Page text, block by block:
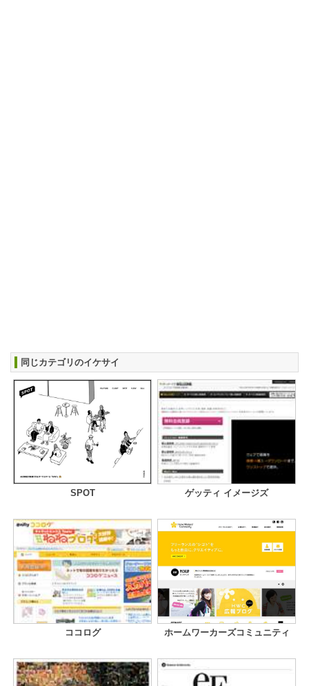
同じカテゴリのイケサイ
SPOT ゲッティ イメージズ
ココログ ホームワーカーズコミュニティ